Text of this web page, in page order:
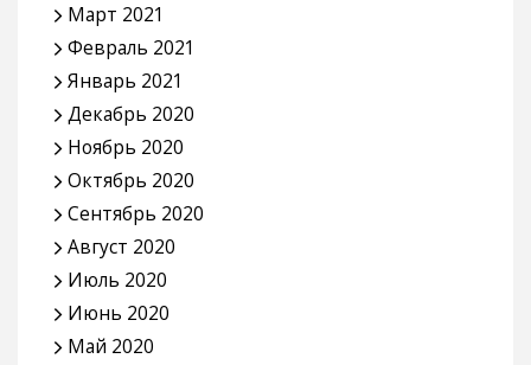
Март 2021
Февраль 2021
Январь 2021
Декабрь 2020
Ноябрь 2020
Октябрь 2020
Сентябрь 2020
Август 2020
Июль 2020
Июнь 2020
Май 2020